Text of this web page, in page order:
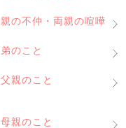
親の不仲・両親の喧嘩
弟のこと
父親のこと
母親のこと